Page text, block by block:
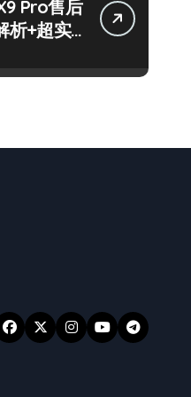
Pro售后
析+超实